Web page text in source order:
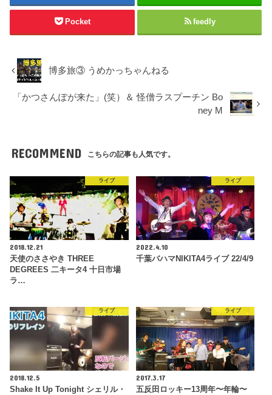
Pocket feedly
博多旅③ うめかっちゃんねる
「かつさんぽが来た」(笑）＆ 怪僧ラスプーチン Bo
ney M
RECOMMEND こちらの記事も人気です。
ライブ
2018.12.21
天使のささやき THREE
DEGREES 二キータ4 十日市場
ラ…
ライブ
2022.4.10
千葉バハマNIKITA4ライブ 22/4/9
ライブ
2018.12.5
Shake It Up Tonight シェリル・
ライブ
2017.3.17
五反田ロッキー13周年〜年輪〜